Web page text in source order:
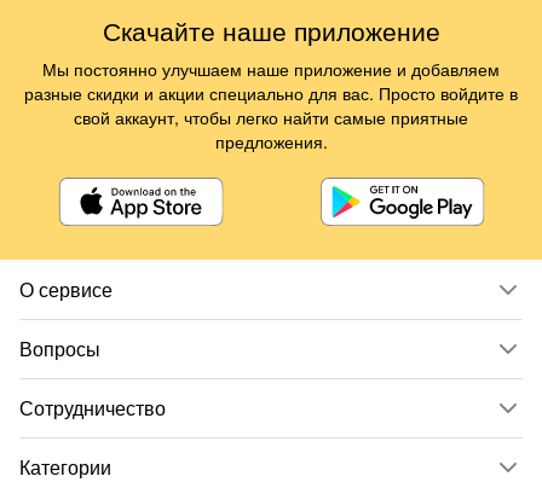
О сервисе
Вопросы
Сотрудничество
Категории
Скачайте наше приложение
Мы постоянно улучшаем наше приложение и добавляем
разные скидки и акции специально для вас. Просто войдите в
свой аккаунт, чтобы легко найти самые приятные
предложения.